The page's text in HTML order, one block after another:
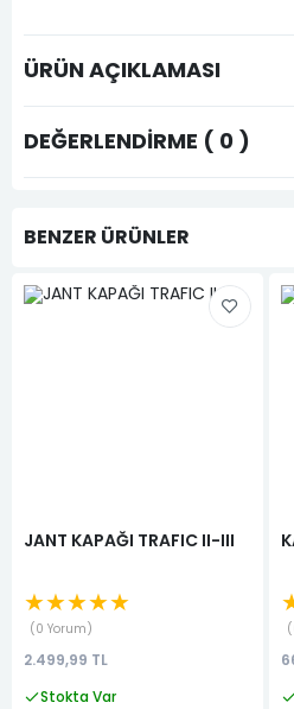
ÜRÜN AÇIKLAMASI
DEĞERLENDIRME ( 0 )
BENZER ÜRÜNLER
JANT KAPAĞI TRAFIC II-III
★★★★★
0 Yorum
2.499,99 TL
Stokta Var